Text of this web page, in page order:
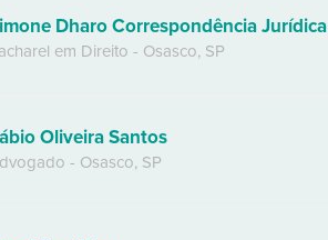
Dharo Correspondência Jurídica
em Direito - Osasco, SP
Oliveira Santos
- Osasco, SP